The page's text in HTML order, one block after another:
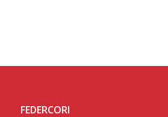
FEDERCORI